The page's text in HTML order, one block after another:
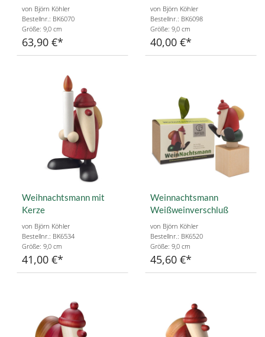
von Björn Köhler
Bestellnr.: BK6070
Größe: 9,0 cm
63,90 €
von Björn Köhler
Bestellnr.: BK6098
Größe: 9,0 cm
40,00 €
Weihnachtsmann mit
Kerze
von Björn Köhler
Bestellnr.: BK6534
Größe: 9,0 cm
41,00 €
Weinnachtsmann
Weißweinverschluß
von Björn Köhler
Bestellnr.: BK6520
Größe: 9,0 cm
45,60 €